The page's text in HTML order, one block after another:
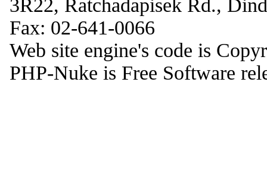
3R22, Ratchadapisek Rd.,
Fax: 02-641-0066
Web site engine's code is
PHP-Nuke is Free Software